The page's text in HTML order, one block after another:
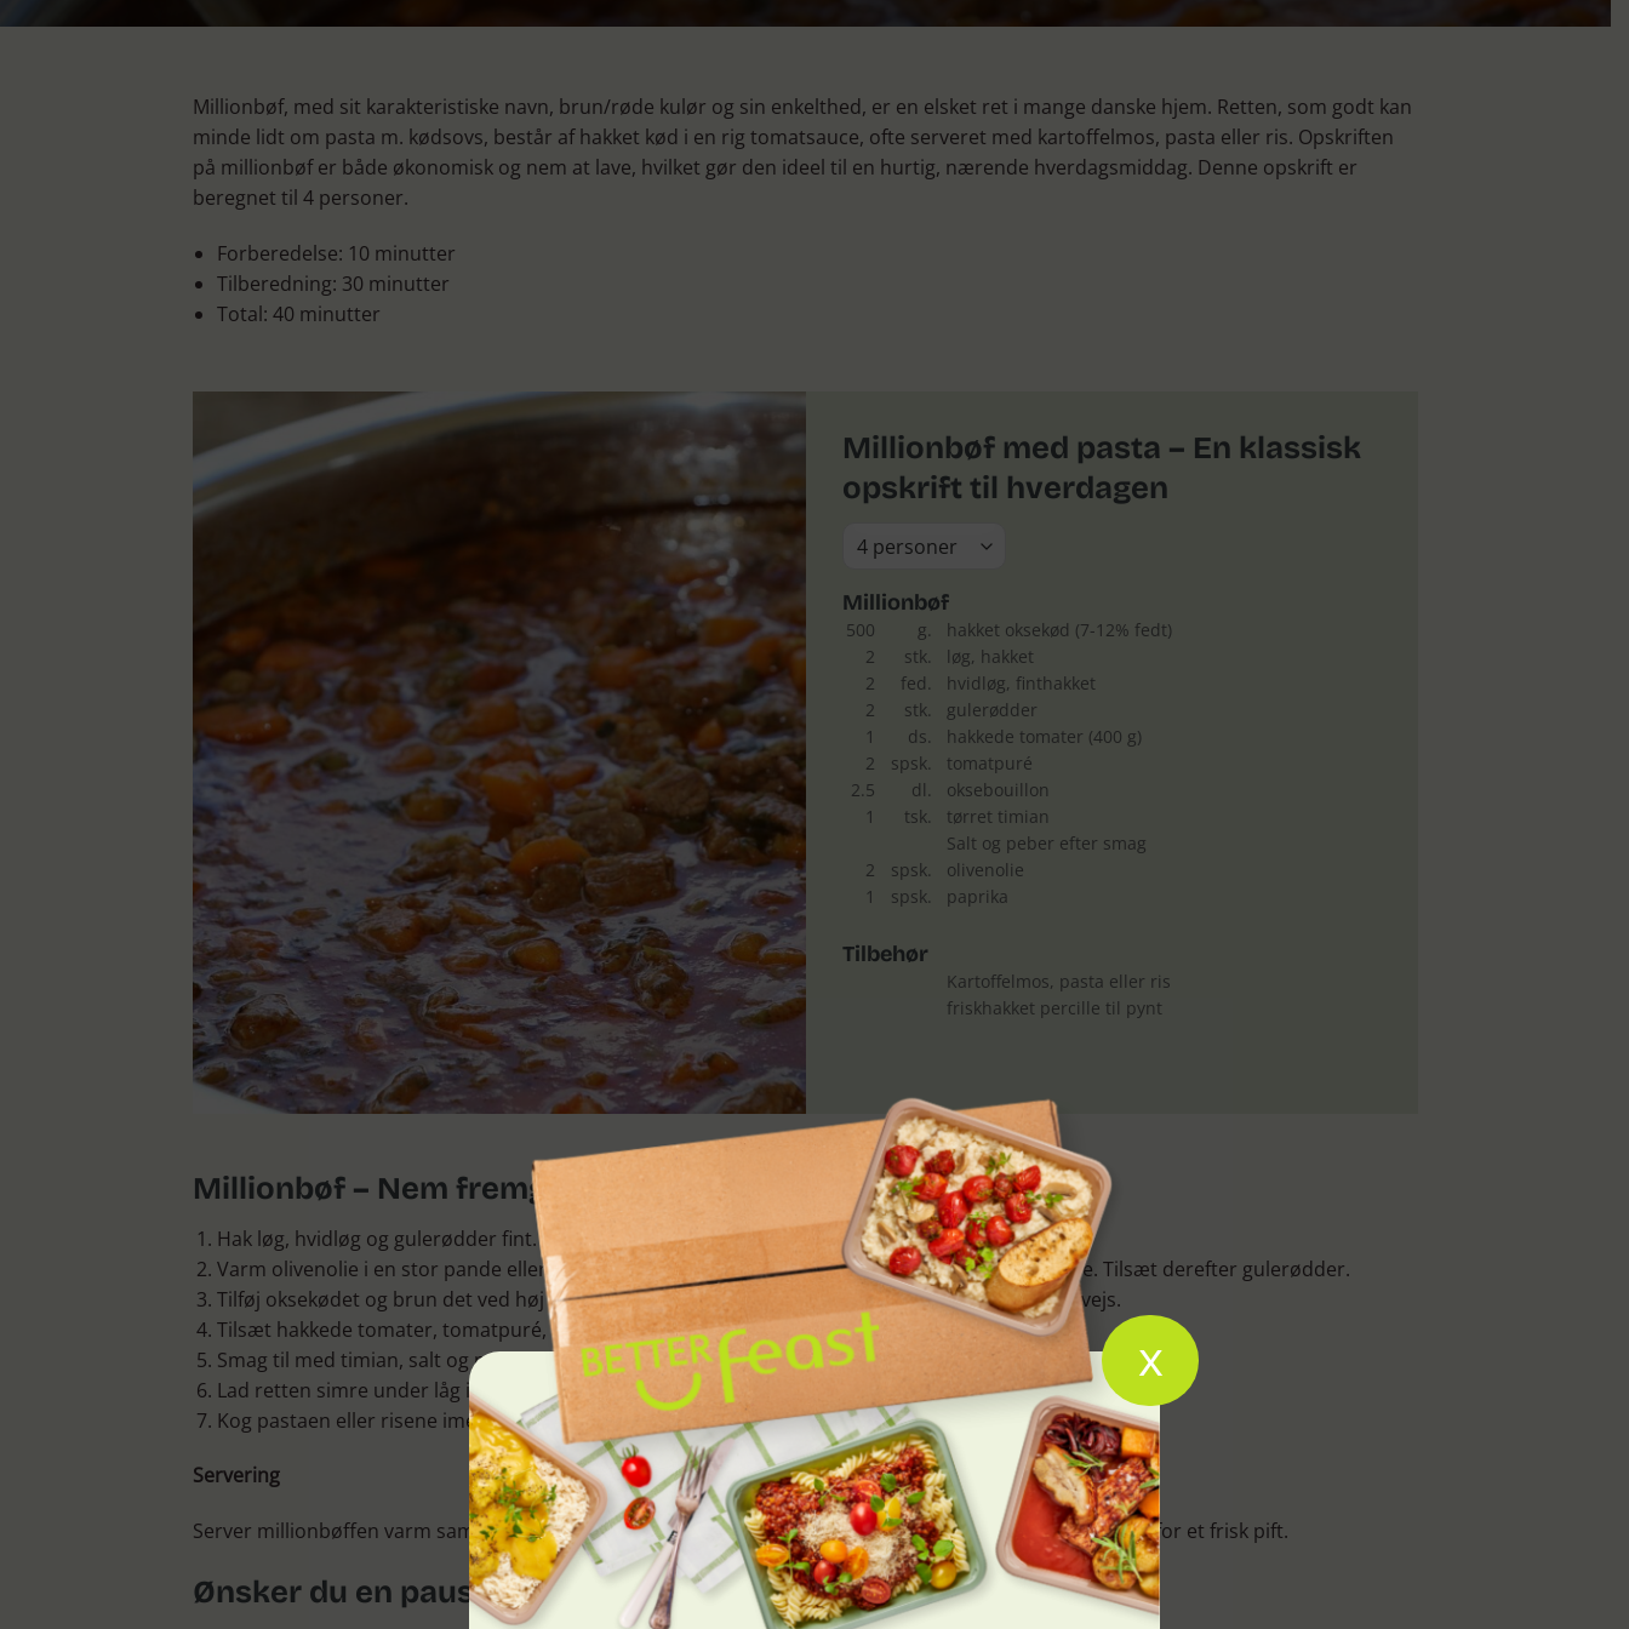
Millionbøf, med sit karakteristiske navn, brun/røde kulør og sin enkelthed, er en elsket ret i mange danske hjem. Retten, som godt kan
minde lidt om pasta m. kødsovs, består af hakket kød i en rig tomatsauce, ofte serveret med kartoffelmos, pasta eller ris. Opskriften
på millionbøf er både økonomisk og nem at lave, hvilket gør den ideel til en hurtig, nærende hverdagsmiddag. Denne opskrift er
beregnet til 4 personer.
Forberedelse: 10 minutter
Tilberedning: 30 minutter
Total: 40 minutter
Millionbøf med pasta – En klassisk
opskrift til hverdagen
Millionbøf
500 g.
hakket oksekød (7-12% fedt)
2
stk.
løg, hakket
2
fed.
hvidløg, finthakket
2
stk.
gulerødder
1
ds.
hakkede tomater (400 g)
2
spsk.
tomatpuré
2.5
dl.
oksebouillon
1
tsk.
tørret timian
Salt og peber efter smag
2
spsk.
olivenolie
1
spsk. paprika
Tilbehør
Kartoffelmos, pasta eller ris
friskhakket percille til pynt
Millionbøf – Nem fremgangsmåde
Hak løg, hvidløg og gulerødder fint.
Varm olivenolie i en stor pande eller gryde. Tilsæt løget og hvidløget, og sautér indtil de er bløde. Tilsæt derefter gulerødder.
Tilføj oksekødet og brun det ved høj varme, indtil det er gennemstegt. Drys med paprika undervejs.
Tilsæt hakkede tomater, tomatpuré, og oksebouillon til kødet. Rør godt rundt.
Smag til med timian, salt og peber.
Lad retten simre under låg i ca. 20 minutter, indtil sovsen er tyknet og smagsfuld.
Kog pastaen eller risene imens retten simre.
Servering
Server millionbøffen varm sammen med moste kartofler, pasta eller risene. Drys med friskhakket persille for et frisk pift.
Ønsker du en pause fra madlavningen?
x